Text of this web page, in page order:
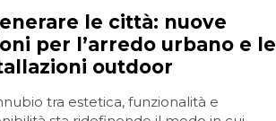
le città: nuove
per l’arredo urbano e le
outdoor
tra estetica, funzionalità e